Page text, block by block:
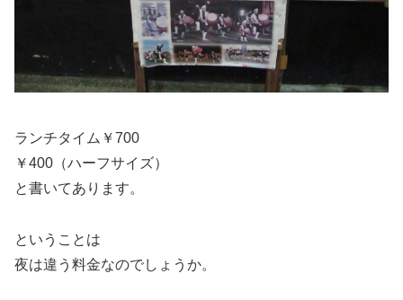
ランチタイム￥700
￥400（ハーフサイズ）
と書いてあります。
ということは
夜は違う料金なのでしょうか。